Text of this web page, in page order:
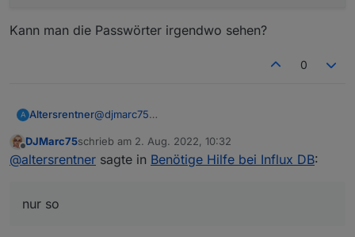
sudo systemctl enable influxdb
auch gemacht hast ?!
Kann man die Passwörter irgendwo sehen?
0
A Altersrentner@djmarc75
nur so
sudo apt-get update
sudo apt install -y influxdb
Offline
DJMarc75schrieb am 2. Aug. 2022, 10:32
zuletzt editiert von
@altersrentner sagte in Benötige Hilfe bei Influx DB:
nur so